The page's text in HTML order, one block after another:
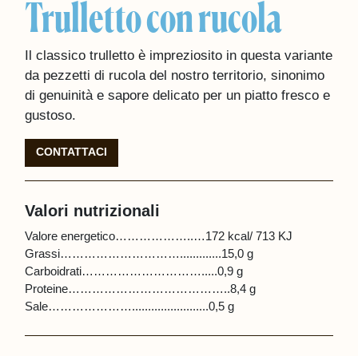
Trulletto con rucola
Il classico trulletto è impreziosito in questa variante
da pezzetti di rucola del nostro territorio, sinonimo
di genuinità e sapore delicato per un piatto fresco e
gustoso.
CONTATTACI
Valori nutrizionali
Valore energetico………………..…172 kcal/ 713 KJ
Grassi………………………….............15,0 g
Carboidrati………………………….....0,9 g
Proteine…………………………………..8,4 g
Sale…………………........................0,5 g